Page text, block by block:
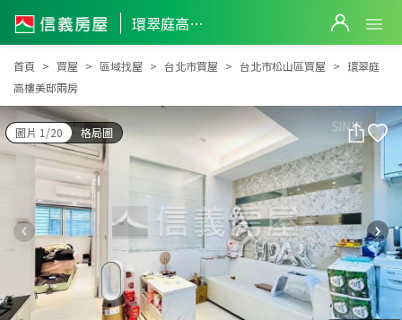
環翠庭高樓美邸兩房
環翠庭高樓美邸兩房
首頁 買屋 區域找屋 台北市買屋 台北市松山區買屋
環翠庭
高樓美邸兩房
圖片 1/20 格局圖